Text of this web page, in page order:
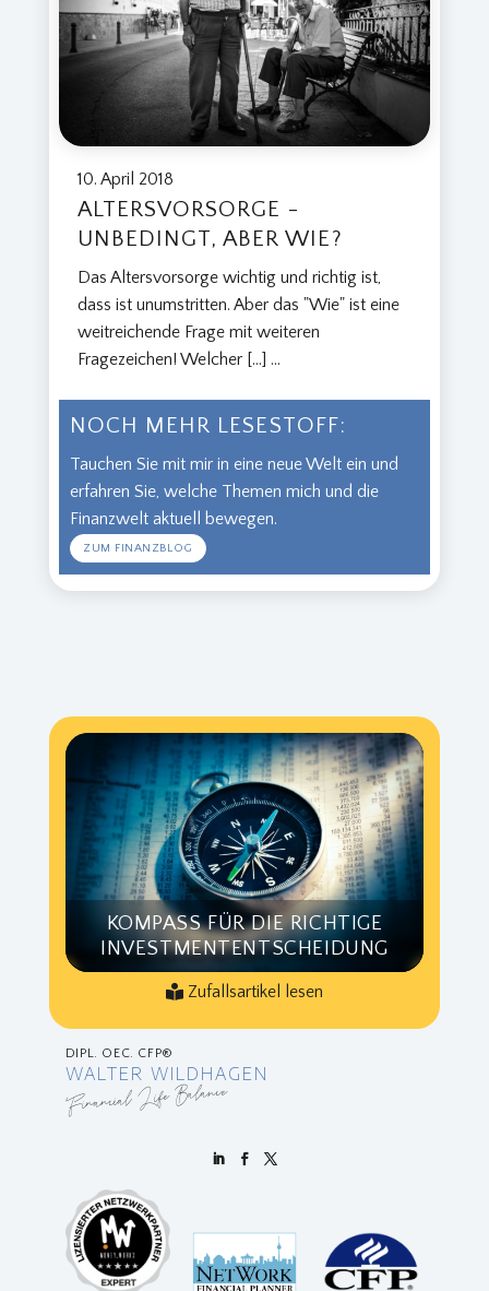
10. April 2018
ALTERSVORSORGE -
UNBEDINGT, ABER WIE?
Das Altersvorsorge wichtig und richtig ist,
dass ist unumstritten. Aber das "Wie" ist eine
weitreichende Frage mit weiteren
Fragezeichen! Welcher […] ...
NOCH MEHR LESESTOFF:
Tauchen Sie mit mir in eine neue Welt ein und
erfahren Sie, welche Themen mich und die
Finanzwelt aktuell bewegen.
ZUM FINANZBLOG
KOMPASS FÜR DIE RICHTIGE
INVESTMENTENTSCHEIDUNG
Zufallsartikel lesen
DIPL. OEC. CFP®
WALTER WILDHAGEN
Financial Life Balance